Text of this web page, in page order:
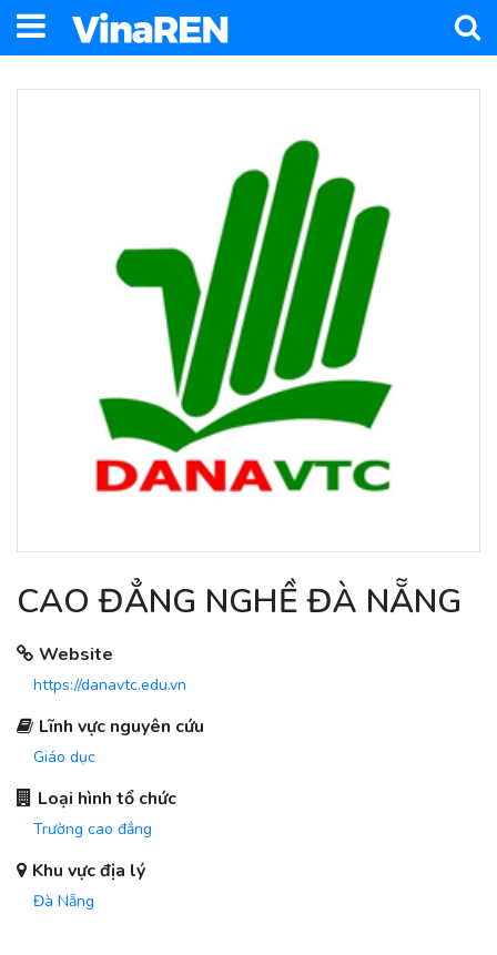
CAO ĐẲNG NGHỀ ĐÀ NẴNG
Website
https://danavtc.edu.vn
Lĩnh vực nguyên cứu
Giáo dục
Loại hình tổ chức
Trường cao đẳng
Khu vực địa lý
Đà Nẵng